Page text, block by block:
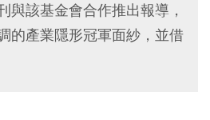
與該基金會合作推出報導，
的產業隱形冠軍面紗，並借